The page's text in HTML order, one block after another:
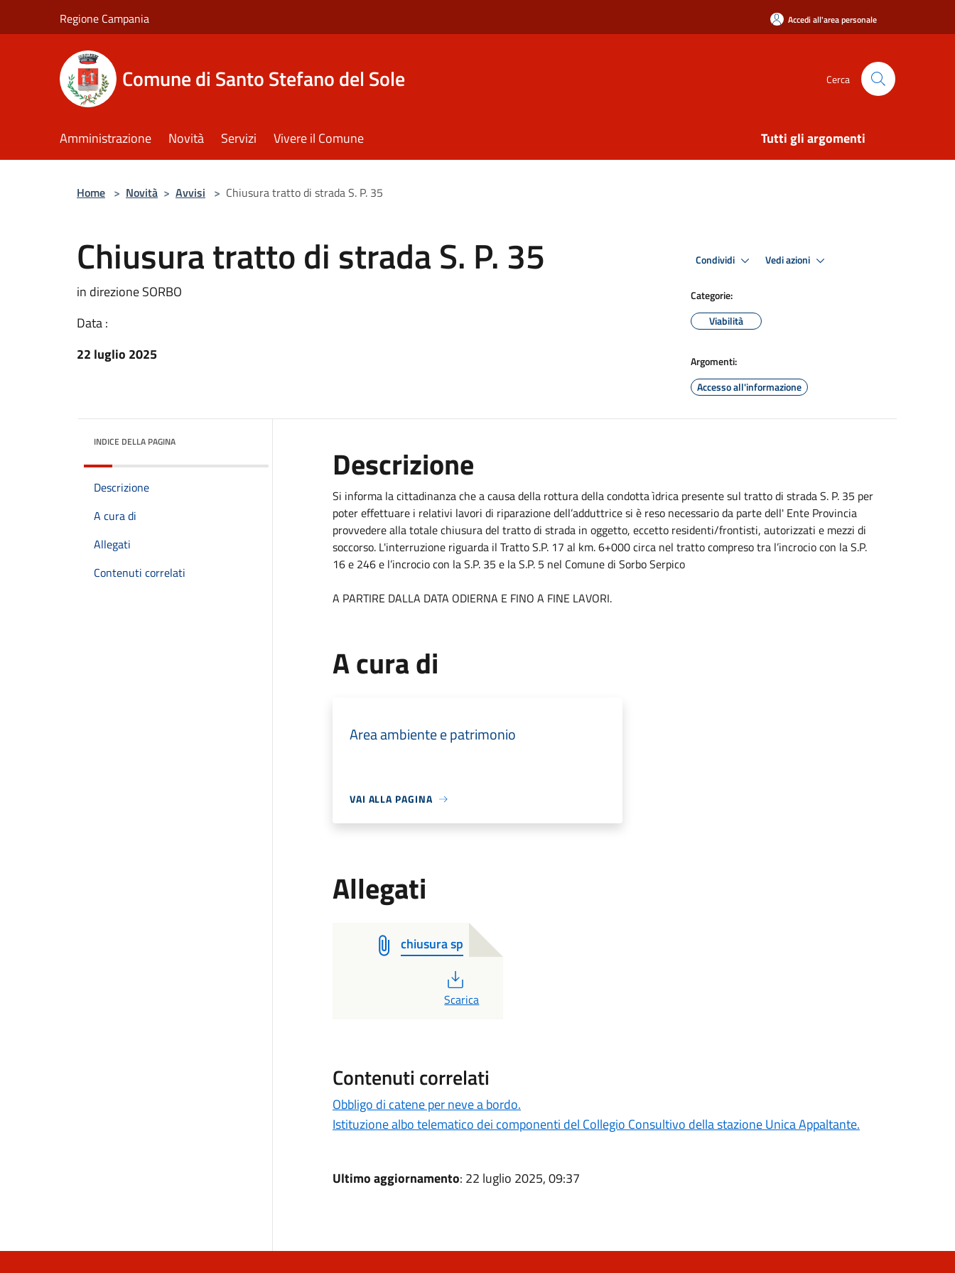
Regione Campania Accedi all'area personale
Comune di Santo Stefano del Sole Cerca
Amministrazione Novità Servizi Vivere il Comune Tutti gli argomenti
Home > Novità > Avvisi > Chiusura tratto di strada S. P. 35
Chiusura tratto di strada S. P. 35
in direzione SORBO
Data :
22 luglio 2025
Condividi Vedi azioni
Categorie:
Viabilità
Argomenti:
Accesso all'informazione
INDICE DELLA PAGINA
Descrizione
A cura di
Allegati
Contenuti correlati
Descrizione
Si informa la cittadinanza che a causa della rottura della condotta ìdrica presente sul tratto di strada S. P. 35 per
poter effettuare i relativi lavori di riparazione dell’adduttrice si è reso necessario da parte dell' Ente Provincia
provvedere alla totale chiusura del tratto di strada in oggetto, eccetto residenti/frontisti, autorizzati e mezzi di
soccorso. L'interruzione riguarda il Tratto S.P. 17 al km. 6+000 circa nel tratto compreso tra l’incrocio con la S.P.
16 e 246 e l’incrocio con la S.P. 35 e la S.P. 5 nel Comune di Sorbo Serpico
A PARTIRE DALLA DATA ODIERNA E FINO A FINE LAVORI.
A cura di
Area ambiente e patrimonio
VAI ALLA PAGINA
Allegati
chiusura sp
PDF
Scarica
Contenuti correlati
Obbligo di catene per neve a bordo.
Istituzione albo telematico dei componenti del Collegio Consultivo della stazione Unica Appaltante.
Ultimo aggiornamento: 22 luglio 2025, 09:37